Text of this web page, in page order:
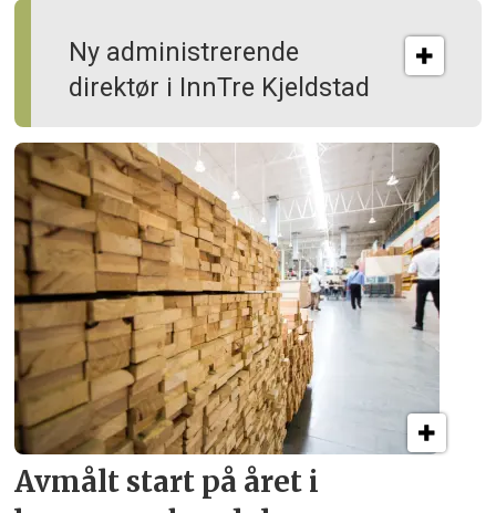
Ny administrerende
direktør i InnTre Kjeldstad
Avmålt start på året i